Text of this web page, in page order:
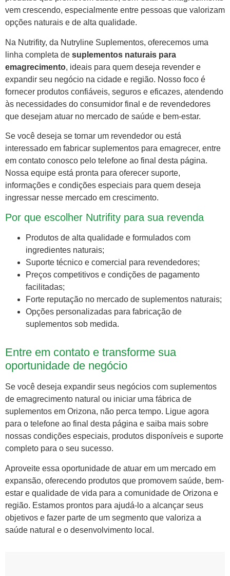
vem crescendo, especialmente entre pessoas que valorizam
opções naturais e de alta qualidade.
Na Nutrifity, da Nutryline Suplementos, oferecemos uma
linha completa de suplementos naturais para
emagrecimento, ideais para quem deseja revender e
expandir seu negócio na cidade e região. Nosso foco é
fornecer produtos confiáveis, seguros e eficazes, atendendo
às necessidades do consumidor final e de revendedores
que desejam atuar no mercado de saúde e bem-estar.
Se você deseja se tornar um revendedor ou está
interessado em fabricar suplementos para emagrecer, entre
em contato conosco pelo telefone ao final desta página.
Nossa equipe está pronta para oferecer suporte,
informações e condições especiais para quem deseja
ingressar nesse mercado em crescimento.
Por que escolher Nutrifity para sua revenda
Produtos de alta qualidade e formulados com
ingredientes naturais;
Suporte técnico e comercial para revendedores;
Preços competitivos e condições de pagamento
facilitadas;
Forte reputação no mercado de suplementos naturais;
Opções personalizadas para fabricação de
suplementos sob medida.
Entre em contato e transforme sua
oportunidade de negócio
Se você deseja expandir seus negócios com suplementos
de emagrecimento natural ou iniciar uma fábrica de
suplementos em Orizona, não perca tempo. Ligue agora
para o telefone ao final desta página e saiba mais sobre
nossas condições especiais, produtos disponíveis e suporte
completo para o seu sucesso.
Aproveite essa oportunidade de atuar em um mercado em
expansão, oferecendo produtos que promovem saúde, bem-
estar e qualidade de vida para a comunidade de Orizona e
região. Estamos prontos para ajudá-lo a alcançar seus
objetivos e fazer parte de um segmento que valoriza a
saúde natural e o desenvolvimento local.